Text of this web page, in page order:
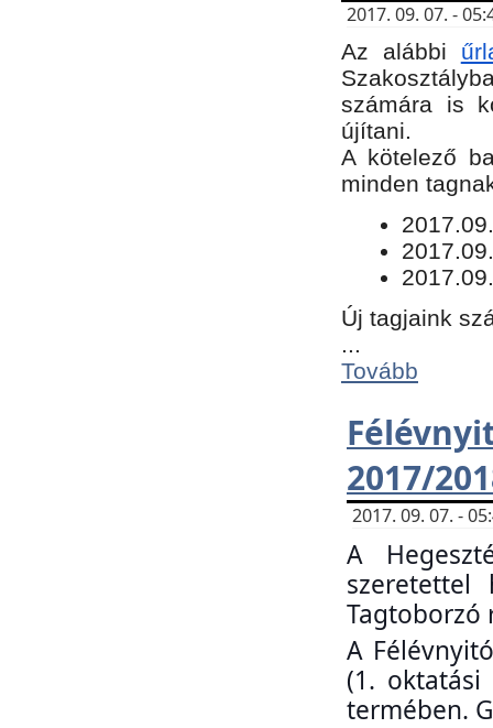
2017. 09. 07. -
Az alábbi
számára is
újítani.
​A kötelező
minden
Új tagjaink
Tovább
2017/
2017. 09. 07. -
A
Tagtoborzó
A
(1. oktatási
termében.